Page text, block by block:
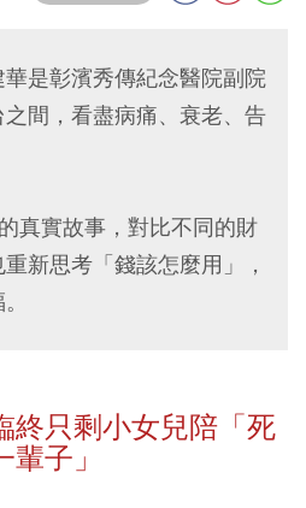
是彰濱秀傳紀念醫院副院
間，看盡病痛、衰老、告
真實故事，對比不同的財
新思考「錢該怎麼用」，
終只剩小女兒陪「死
子」